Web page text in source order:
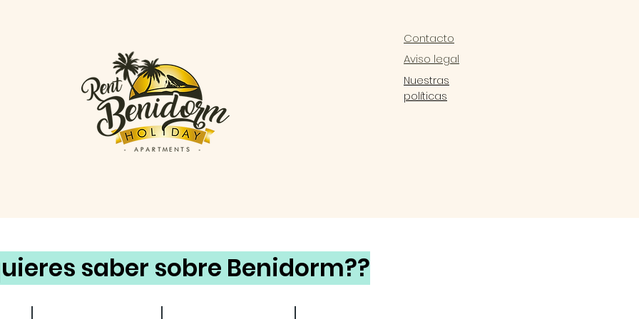
Contacto
Aviso legal
Nuestras
políticas
saber sobre Benidorm??